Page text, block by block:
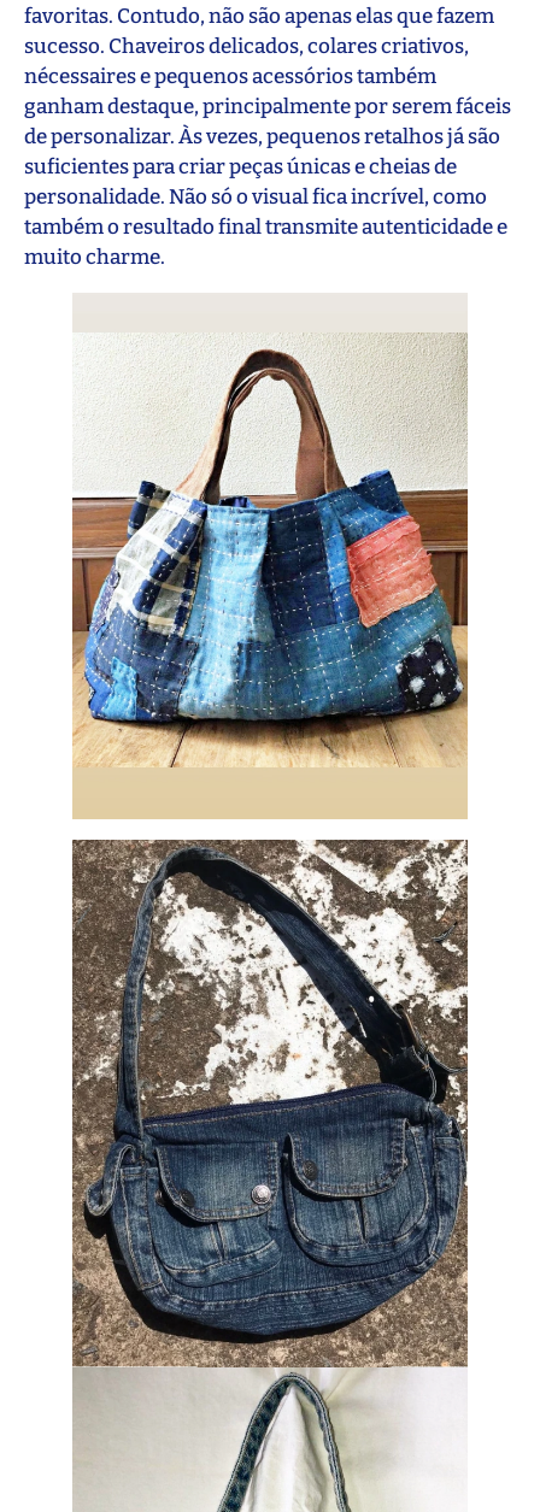
favoritas. Contudo, não são apenas elas que fazem
sucesso. Chaveiros delicados, colares criativos,
nécessaires e pequenos acessórios também
ganham destaque, principalmente por serem fáceis
de personalizar. Às vezes, pequenos retalhos já são
suficientes para criar peças únicas e cheias de
personalidade. Não só o visual fica incrível, como
também o resultado final transmite autenticidade e
muito charme.